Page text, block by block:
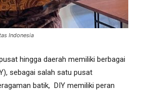
Indonesia
hingga daerah memiliki berbagai
sebagai salah satu pusat
batik, DIY memiliki peran